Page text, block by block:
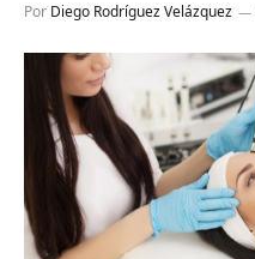
Por Diego Rodríguez Velázquez